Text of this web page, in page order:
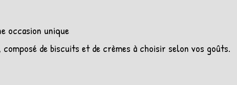
occasion unique
de biscuits et de crèmes à choisir selon vos goûts.